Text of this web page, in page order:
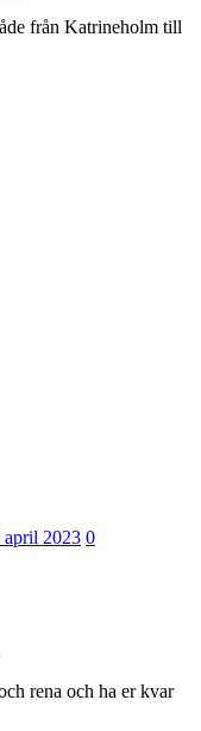
från Katrineholm till
april 2023 0
rena och ha er kvar